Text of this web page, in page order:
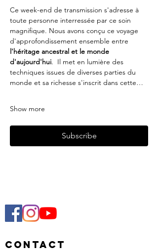
Ce week-end de transmission s'adresse à
toute personne interressée par ce soin
magnifique. Nous avons conçu ce voyage
d'approfondissement ensemble entre
l'héritage ancestral et le monde
d'aujourd'hui.  Il met en lumière des
techniques issues de diverses parties du
monde et sa richesse s'inscrit dans cette…
Show more
Subscribe
Contact